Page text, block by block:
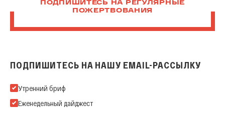
ПОДПИШИТЕСЬ НА РЕГУЛЯРНЫЕ
ПОЖЕРТВОВАНИЯ
ПОДПИШИТЕСЬ НА НАШУ EMAIL-РАССЫЛКУ
Подпишитесь на нашу Email-рассылку
Утренний бриф
Еженедельный дайджест